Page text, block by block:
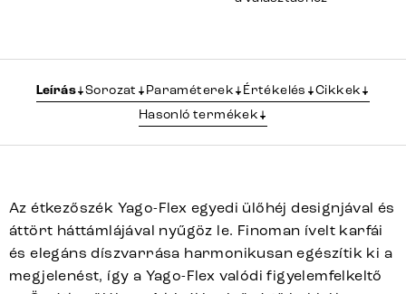
Leírás Sorozat Paraméterek Értékelés
Cikkek
Hasonló termékek
Az étkezőszék Yago-Flex egyedi ülőhéj designjával és
áttört háttámlájával nyűgöz le. Finoman ívelt karfái
és elegáns díszvarrása harmonikusan egészítik ki a
megjelenést, így a Yago-Flex valódi figyelemfelkeltő